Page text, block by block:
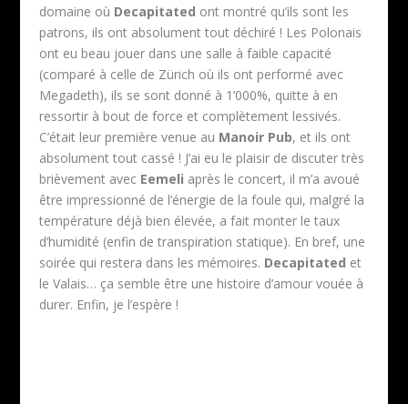
domaine où Decapitated ont montré qu’ils sont les
patrons, ils ont absolument tout déchiré ! Les Polonais
ont eu beau jouer dans une salle à faible capacité
(comparé à celle de Zürich où ils ont performé avec
Megadeth), ils se sont donné à 1’000%, quitte à en
ressortir à bout de force et complètement lessivés.
C’était leur première venue au Manoir Pub, et ils ont
absolument tout cassé ! J’ai eu le plaisir de discuter très
brièvement avec Eemeli après le concert, il m’a avoué
être impressionné de l’énergie de la foule qui, malgré la
température déjà bien élevée, a fait monter le taux
d’humidité (enfin de transpiration statique). En bref, une
soirée qui restera dans les mémoires. Decapitated et
le Valais… ça semble être une histoire d’amour vouée à
durer. Enfin, je l’espère !